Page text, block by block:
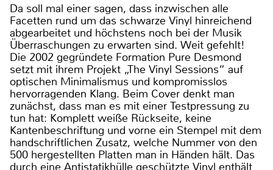
Da soll mal einer sagen, dass inzwischen alle
Facetten rund um das schwarze Vinyl hinreichend
abgearbeitet und höchstens noch bei der Musik
Überraschungen zu erwarten sind. Weit gefehlt!
Die 2002 gegründete Formation Pure Desmond
setzt mit ihrem Projekt „The Vinyl Sessions“ auf
optischen Minimalismus und kompromisslos
hervorragenden Klang. Beim Cover denkt man
zunächst, dass man es mit einer Testpressung zu
tun hat: Komplett weiße Rückseite, keine
Kantenbeschriftung und vorne ein Stempel mit dem
handschriftlichen Zusatz, welche Nummer von den
500 hergestellten Platten man in Händen hält. Das
durch eine Antistatikhülle geschützte Vinyl enthält